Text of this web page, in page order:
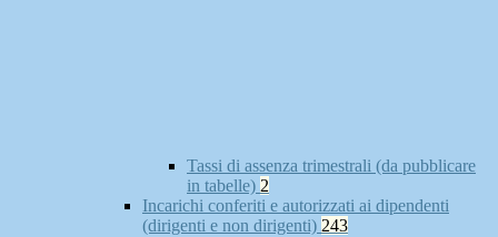
Tassi di assenza trimestrali (da pubblicare
in tabelle) 2
Incarichi conferiti e autorizzati ai dipendenti
(dirigenti e non dirigenti) 243